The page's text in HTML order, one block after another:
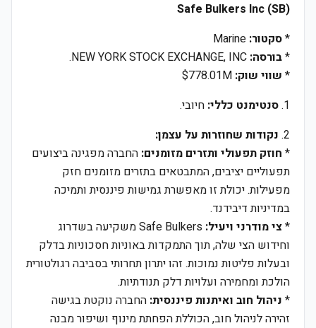
Safe Bulkers Inc (SB)
*סקטור:
*בורסה:
* שווי שוק:
1. סנטימנט כללי: חיובי.
2. נקודות שחוזרות על עצמן:
* חוזק תפעולי ותזרים מזומנים: החברה מפגינה ביצועים
תפעוליים יציבים, המתבטאים בתזרים מזומנים חזק
מפעילות. יכולת זו מאפשרת גמישות פיננסית ותמיכה
במדיניות דיבידנד.
*צי מודרני ויעיל:
Safe Bulkers משקיעה בשדרוג
וחידוש הצי שלה, תוך התמקדות באוניות חסכוניות בדלק
ובעלות פליטות נמוכות. זהו יתרון תחרותי בסביבה רגולטורית
הולכת ומחמירה ועלויות דלק תנודתיות.
* ניהול חוב ואיתנות פיננסית: החברה נוקטת בגישה
זהירה לניהול חוב, הכוללת הפחתת מינוף ושיפור מבנה